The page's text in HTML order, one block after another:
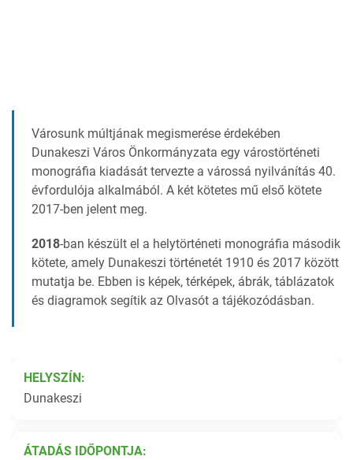
Városunk múltjának megismerése érdekében
Dunakeszi Város Önkormányzata egy várostörténeti
monográfia kiadását tervezte a várossá nyilvánítás 40.
évfordulója alkalmából. A két kötetes mű első kötete
2017-ben jelent meg.
2018-ban készült el a helytörténeti monográfia második
kötete, amely Dunakeszi történetét 1910 és 2017 között
mutatja be. Ebben is képek, térképek, ábrák, táblázatok
és diagramok segítik az Olvasót a tájékozódásban.
HELYSZÍN:
Dunakeszi
ÁTADÁS IDŐPONTJA: